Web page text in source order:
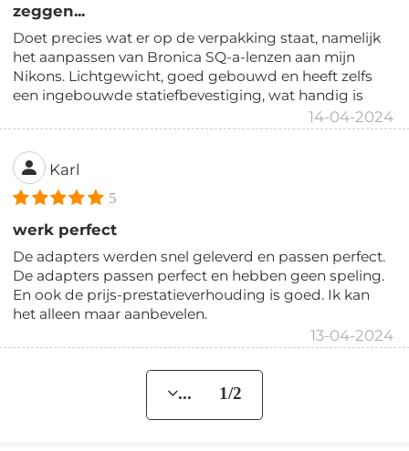
zeggen...
Doet precies wat er op de verpakking staat, namelijk
het aanpassen van Bronica SQ-a-lenzen aan mijn
Nikons. Lichtgewicht, goed gebouwd en heeft zelfs
een ingebouwde statiefbevestiging, wat handig is
14-04-2024
Karl
5
werk perfect
De adapters werden snel geleverd en passen perfect.
De adapters passen perfect en hebben geen speling.
En ook de prijs-prestatieverhouding is goed. Ik kan
het alleen maar aanbevelen.
13-04-2024
... 1/2